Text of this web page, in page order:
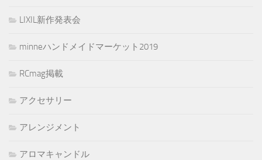
LIXIL新作発表会
minneハンドメイドマーケット2019
RCmag掲載
アクセサリー
アレンジメント
アロマキャンドル